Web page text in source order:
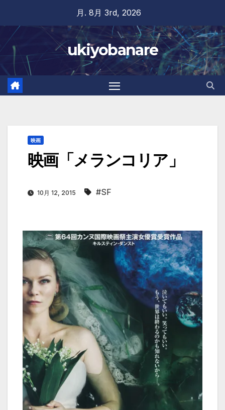
content
月. 8月 3rd, 2026
ukiyobanare
映画
映画「メランコリア」
10月 12, 2015 #SF